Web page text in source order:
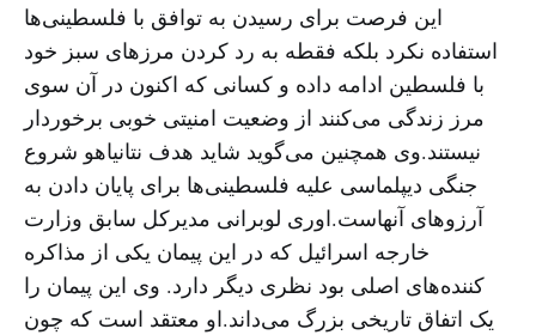
این فرصت برای رسیدن به توافق با فلسطینی‌ها
استفاده نکرد بلکه فقطه به رد کردن مرزهای سبز خود
با فلسطین ادامه داده و کسانی که اکنون در آن سوی
مرز زندگی می‌کنند از وضعیت امنیتی خوبی برخوردار
نیستند.وی همچنین می‌گوید شاید هدف نتانیاهو شروع
جنگی دیپلماسی علیه فلسطینی‌ها برای پایان دادن به
آرزوهای آنهاست.اوری لوبرانی مدیرکل سابق وزارت
خارجه اسرائیل که در این پیمان یکی از مذاکره
کننده‌های اصلی بود نظری دیگر دارد. وی این پیمان را
یک اتفاق تاریخی بزرگ می‌داند.او معتقد است که چون